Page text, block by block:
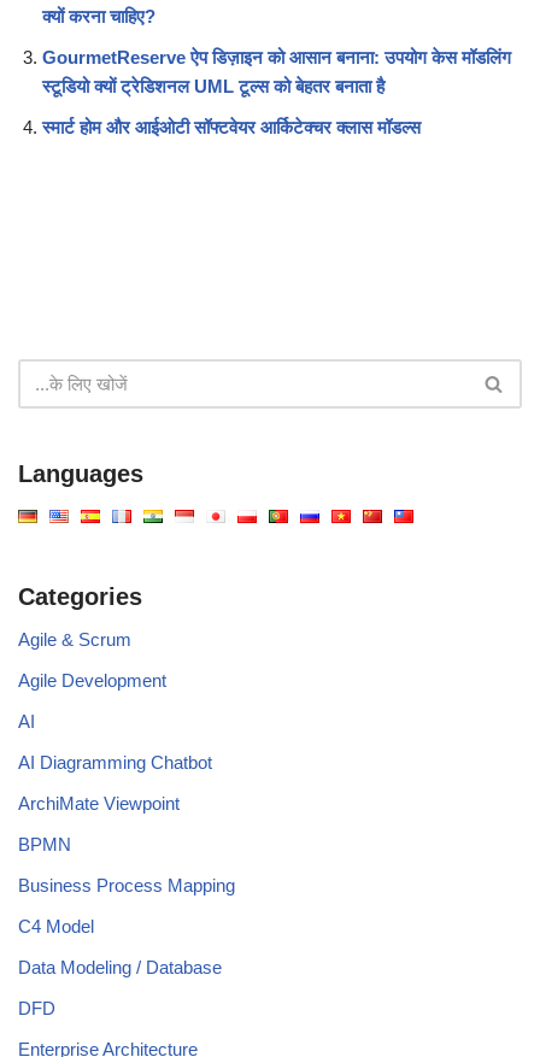
क्यों करना चाहिए?
GourmetReserve ऐप डिज़ाइन को आसान बनाना: उपयोग केस मॉडलिंग
स्टूडियो क्यों ट्रेडिशनल UML टूल्स को बेहतर बनाता है
स्मार्ट होम और आईओटी सॉफ्टवेयर आर्किटेक्चर क्लास मॉडल्स
Languages
Categories
Agile & Scrum
Agile Development
AI
AI Diagramming Chatbot
ArchiMate Viewpoint
BPMN
Business Process Mapping
C4 Model
Data Modeling / Database
DFD
Enterprise Architecture